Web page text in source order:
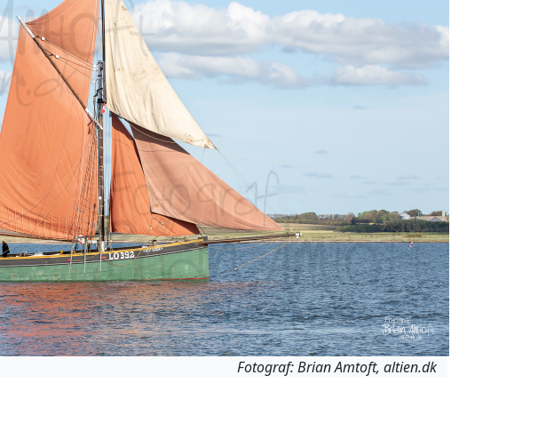
Fotograf: Brian Amtoft, altien.dk